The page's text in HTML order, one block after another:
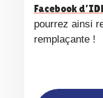
Facebook
pourrez ainsi
remplaçante !